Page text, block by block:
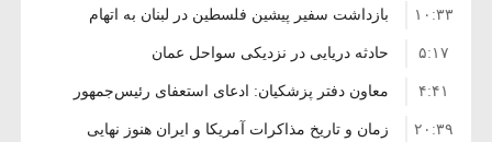
بازداشت سفیر پیشین فلسطین در لبنان به اتهام
فساد و اختلاس اموال
۱۰:۳۳
حادثه دریایی در نزدیکی سواحل عمان ۵:۱۷
معاون دفتر پزشکیان: ادعای استعفای رئیس‌جمهور
واهی و کذب محض است
۴:۴۱
زمان و تاریخ مذاکرات آمریکا و ایران هنوز نهایی ۲۰:۳۹